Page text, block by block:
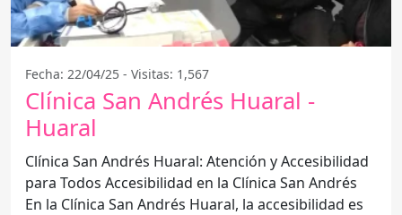
Fecha: 22/04/25 - Visitas: 1,567
Clínica San Andrés Huaral -
Huaral
Clínica San Andrés Huaral: Atención y Accesibilidad
para Todos Accesibilidad en la Clínica San Andrés
En la Clínica San Andrés Huaral, la accesibilidad es